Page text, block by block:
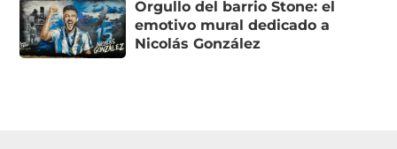
Orgullo del barrio Stone: el
emotivo mural dedicado a
Nicolás González